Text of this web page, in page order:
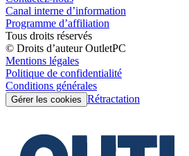
Canal interne d’information
Programme d’affiliation
Tous droits réservés
© Droits d’auteur OutletPC
Mentions légales
Politique de confidentialité
Conditions générales
Gérer les cookies Rétractation